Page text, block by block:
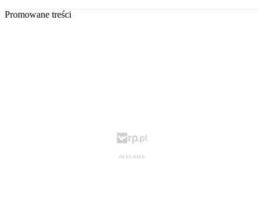
Promowane treści